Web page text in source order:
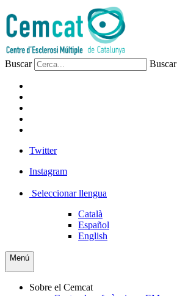
Buscar Buscar
Twitter
Instagram
Seleccionar llengua
Català
Español
English
Menú
Sobre el Cemcat